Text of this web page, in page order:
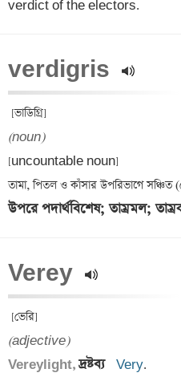
verdict of the electors.
verdigris
(noun)
[uncountable noun]
তামা, পিতল ও কাঁসার উপরিভাগে
উপরে পদার্থবিশেষ; তাম্রমল;
Verey
(adjective)
Vereylight, দ্রষ্টব্য Very.